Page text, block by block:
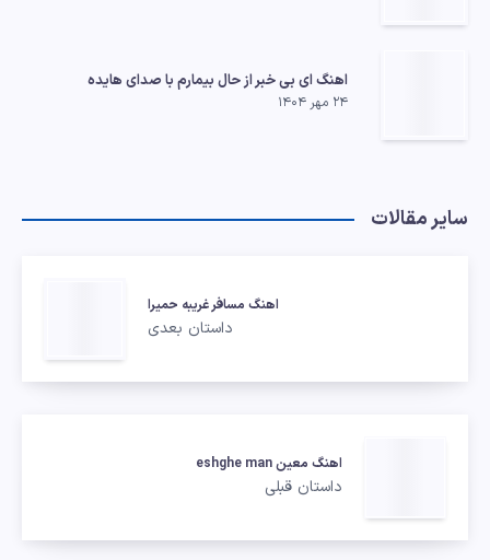
اهنگ ای بی خبر از حال بیمارم با صدای هایده
۲۴ مهر ۱۴۰۴
سایر مقالات
اهنگ مسافر غریبه حمیرا
داستان بعدی
اهنگ معین eshghe man
داستان قبلی